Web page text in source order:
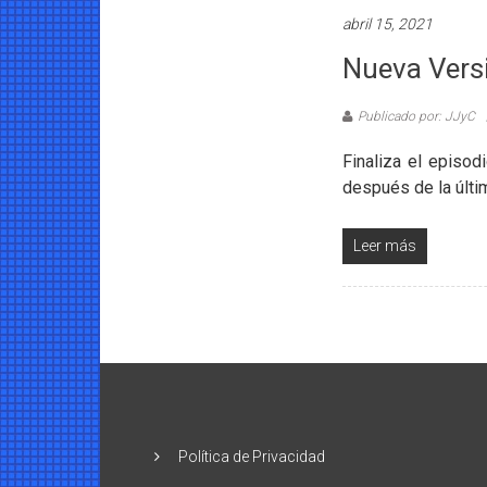
abril 15, 2021
Nueva
Publicado por: JJyC
Finaliza el
después de la
Leer más
Política de Privacidad